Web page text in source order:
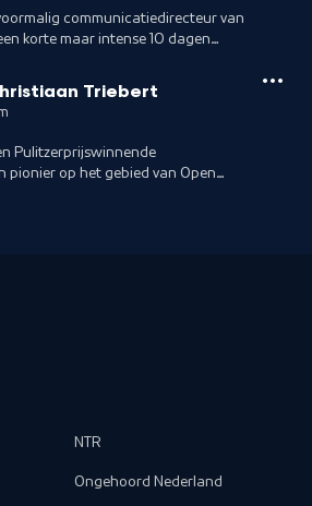
een gesprek over het succes van
van onafhankelijke journalistiek
druk staat.
communicatiedirecteur van
korte maar intense 10 dagen
Trumps vaak controversiële
ontsloeg Trump hem. Sindsdien
criticus van Trump
Biden en Kamala Harris gesteund
van 2020 als 2024. Hij deelt zijn
podcast The Rest is Politics
Wat is zijn perspectief op de
implicaties heeft dit voor
sprak hem in New York.
Triebert
Pulitzerprijswinnende
pionier op het gebied van Open
data, naar wat daar nou precies
hem in het gebouw van de New
naar de waarheid en zijn
NTR
Ongehoord Nederland